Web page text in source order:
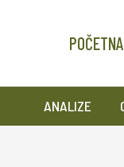
POČETNA
ANALIZE